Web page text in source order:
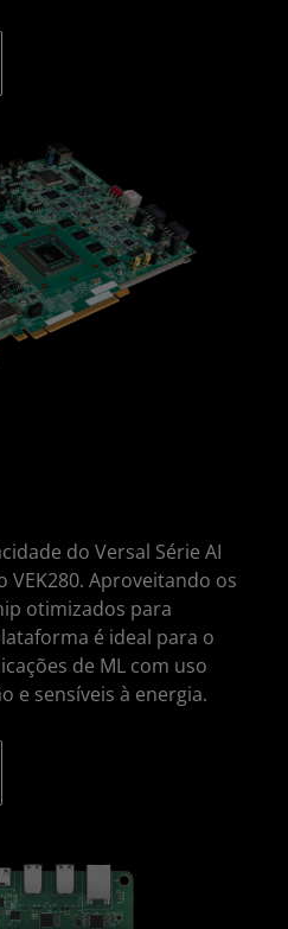
do Versal Série AI
VEK280. Aproveitando os
otimizados para
é ideal para o
de ML com uso
e sensíveis à energia.